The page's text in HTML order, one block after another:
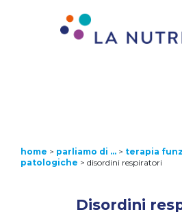
home > parliamo di … > terapia
patologiche > disordini respiratori
Disordini